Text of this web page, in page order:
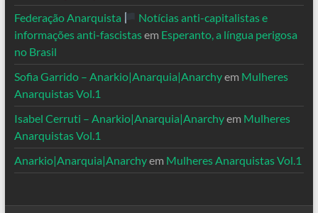
Federação Anarquista
Notícias anti-capitalistas e
informações anti-fascistasem Esperanto, a língua perigosa
no Brasil
Sofia Garrido – Anarkio|Anarquia|Anarchyem Mulheres
Anarquistas Vol.1
Isabel Cerruti – Anarkio|Anarquia|Anarchyem Mulheres
Anarquistas Vol.1
Anarkio|Anarquia|Anarchyem Mulheres Anarquistas Vol.1